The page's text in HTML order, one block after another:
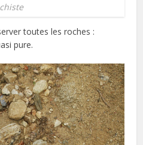
toutes les roches :
pure.